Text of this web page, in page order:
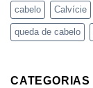
cabelo Calvície
queda de cabelo
CATEGORIAS